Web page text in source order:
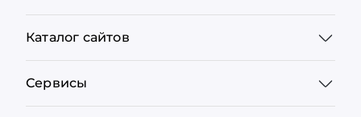
Каталог сайтов
Сервисы